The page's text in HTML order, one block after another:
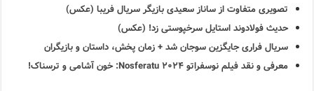
تصویری متفاوت از ساناز سعیدی بازیگر سریال فریبا (عکس)
حدیث فولادوند استایل سرخپوستی زد! (عکس)
سریال فراری جایگزین سوجان شد + زمان پخش، داستان و بازیگران
معرفی و نقد فیلم نوسفراتو ۲۰۲۴ Nosferatu: خون آشامی و ترسناک!